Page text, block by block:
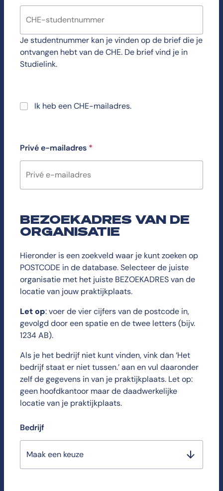
Je studentnummer kan je vinden op de brief die je
ontvangen hebt van de CHE. De brief vind je in
Studielink.
Ik heb een CHE-mailadres.
Privé e-mailadres *
BEZOEKADRES VAN DE
ORGANISATIE
Hieronder is een zoekveld waar je kunt zoeken op
POSTCODE in de database. Selecteer de juiste
organisatie met het juiste BEZOEKADRES van de
locatie van jouw praktijkplaats.
Let op: voer de vier cijfers van de postcode in,
gevolgd door een spatie en de twee letters (bijv.
1234 AB).
Als je het bedrijf niet kunt vinden, vink dan ‘Het
bedrijf staat er niet tussen.’ aan en vul daaronder
zelf de gegevens in van je praktijkplaats. Let op:
geen hoofdkantoor maar de daadwerkelijke
locatie van je praktijkplaats.
Bedrijf
Maak een keuze